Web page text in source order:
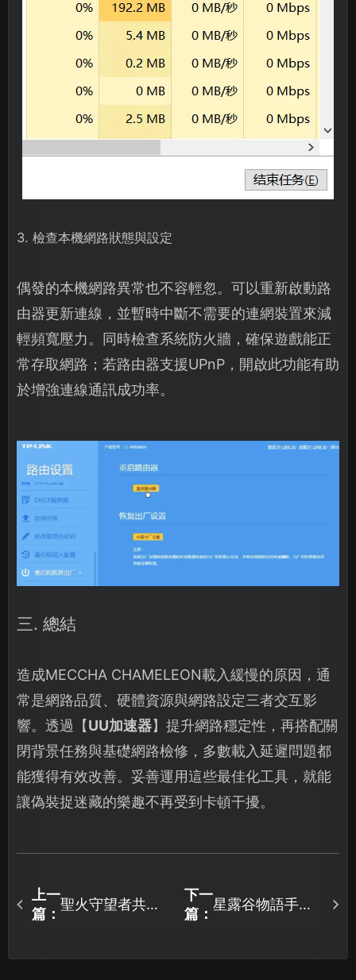
3. 檢查本機網路狀態與設定
偶發的本機網路異常也不容輕忽。可以重新啟動路
由器更新連線，並暫時中斷不需要的連網裝置來減
輕頻寬壓力。同時檢查系統防火牆，確保遊戲能正
常存取網路；若路由器支援UPnP，開啟此功能有助
於增強連線通訊成功率。
三. 總結
造成MECCHA CHAMELEON載入緩慢的原因，通
常是網路品質、硬體資源與網路設定三者交互影
響。透過【UU加速器】提升網路穩定性，再搭配關
閉背景任務與基礎網路檢修，多數載入延遲問題都
能獲得有效改善。妥善運用這些最佳化工具，就能
讓偽裝捉迷藏的樂趣不再受到卡頓干擾。
上一
篇：
聖火守望者共築
你痛快連線遊
下一
篇：
星露谷物語手機
跨網組隊與穩定